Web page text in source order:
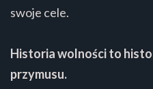
swoje cele.
Historia wolności to
przymusu.